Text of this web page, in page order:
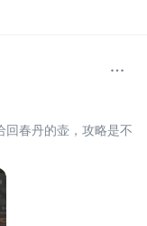
回春丹的壶，攻略是不